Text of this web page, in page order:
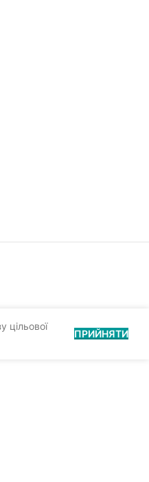
цільової
ПРИЙНЯТИ